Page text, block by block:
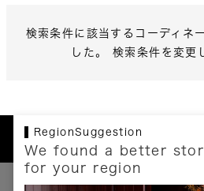
検索条件に該当するコーディネ
した。 検索条件を変更
RegionSuggestion
We found a better
for your region
お支払いについて